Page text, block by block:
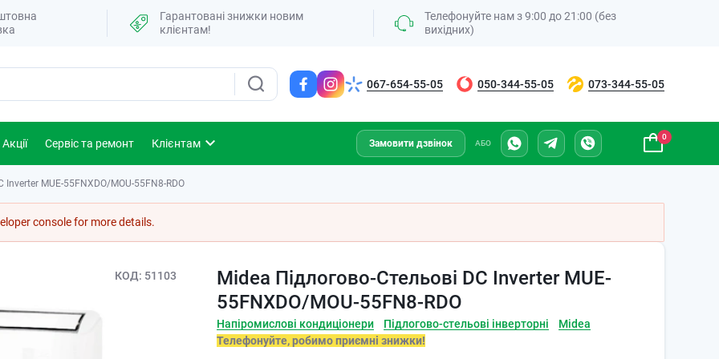
Гарантовані знижки новим
клієнтам!
Телефонуйте нам з 9:00 до 21:00 (без
вихідних)
067-654-55-05 050-344-55-05 073-344-55-05
Акції Сервіс та ремонт Клієнтам Замовити дзвінок АБО
0
Inverter MUE-55FNXDO/MOU-55FN8-RDO
console for more details.
КОД 51103
Midea Підлогово-Стельові DC Inverter MUE-
55FNXDO/MOU-55FN8-RDO
Напіромислові кондиціонери Підлогово-стельові інверторні
Midea
Телефонуйте, робимо приємні знижки!